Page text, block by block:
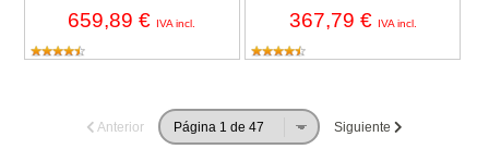
659,89 € IVA incl. 367,79 € IVA incl.
Anterior Siguiente